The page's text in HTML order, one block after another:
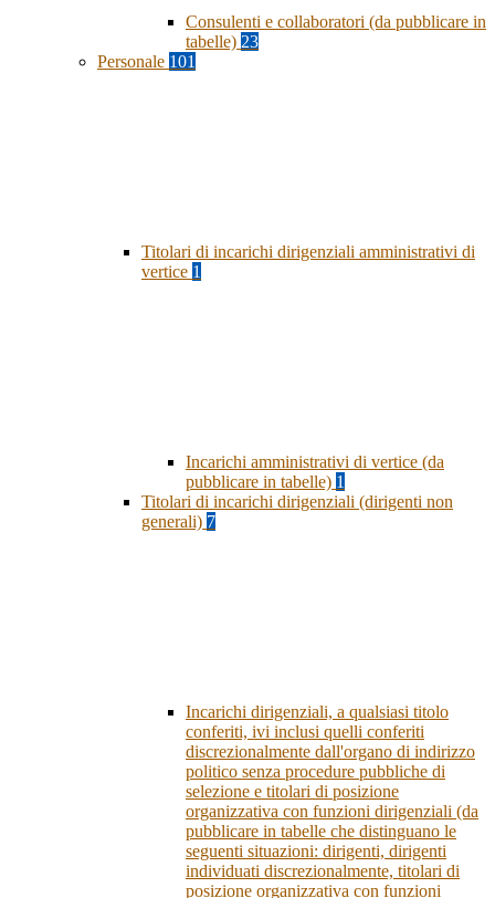
Consulenti e collaboratori (da pubblicare in
tabelle) 23
Personale 101
Titolari di incarichi dirigenziali amministrativi di
vertice 1
Incarichi amministrativi di vertice (da
pubblicare in tabelle) 1
Titolari di incarichi dirigenziali (dirigenti non
generali) 7
Incarichi dirigenziali, a qualsiasi titolo
conferiti, ivi inclusi quelli conferiti
discrezionalmente dall'organo di indirizzo
politico senza procedure pubbliche di
selezione e titolari di posizione
organizzativa con funzioni dirigenziali (da
pubblicare in tabelle che distinguano le
seguenti situazioni: dirigenti, dirigenti
individuati discrezionalmente, titolari di
posizione organizzativa con funzioni